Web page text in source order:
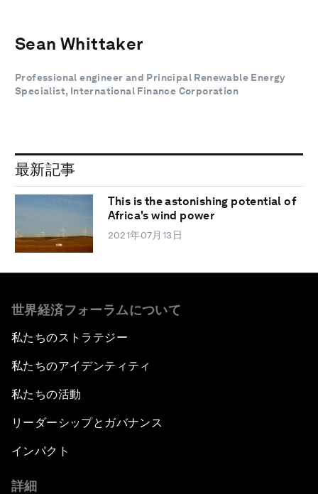
Sean Whittaker
Professional engineer and Principal Renewable Energy
Specialist, International Finance Corporation
最新記事
This is the astonishing potential of
Africa's wind power
2021年07月13日
世界経済フォーラムについて
私たちのストラテジー
私たちのアイデンティティ
私たちの活動
リーダーシップとガバナンス
インパクト
詳細